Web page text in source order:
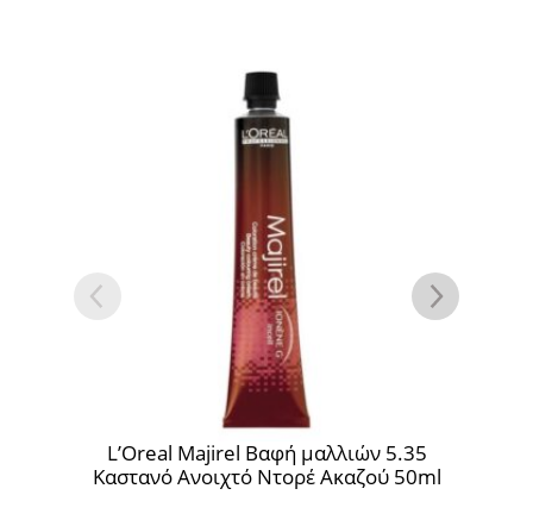
L’Oreal Majirel Βαφή μαλλιών 5.35
Καστανό Ανοιχτό Ντορέ Ακαζού 50ml